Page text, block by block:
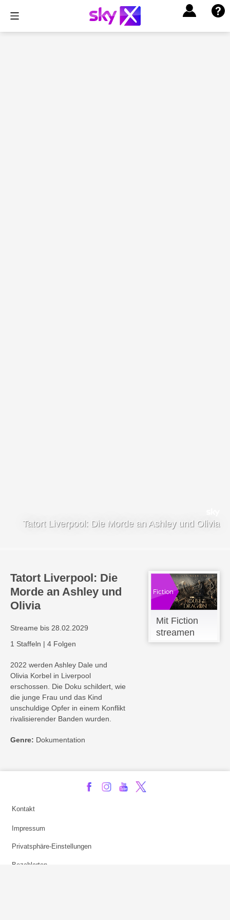
Tatort Liverpool: Die Morde an Ashley und Olivia
Tatort Liverpool: Die
Morde an Ashley und
Olivia
Streame bis 28.02.2029
1 Staffeln | 4 Folgen
2022 werden Ashley Dale und
Olivia Korbel in Liverpool
erschossen. Die Doku schildert, wie
die junge Frau und das Kind
unschuldige Opfer in einem Konflikt
rivalisierender Banden wurden.
Genre: Dokumentation
Mit Fiction
streamen
Kontakt
Impressum
Privatsphäre-Einstellungen
Bezahlarten